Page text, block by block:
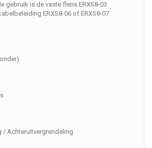
gebruik is de vaste flens ERXS8-03
ERXS8-06 of ERXS8-07
/ Achteruitvergrendeling